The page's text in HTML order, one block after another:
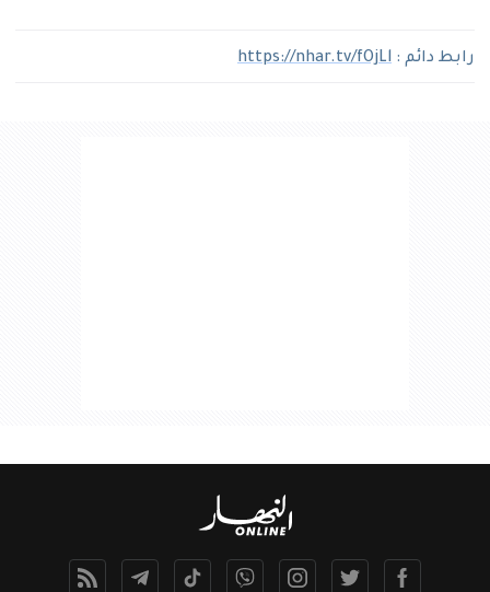
رابط دائم : https://nhar.tv/fOjLl